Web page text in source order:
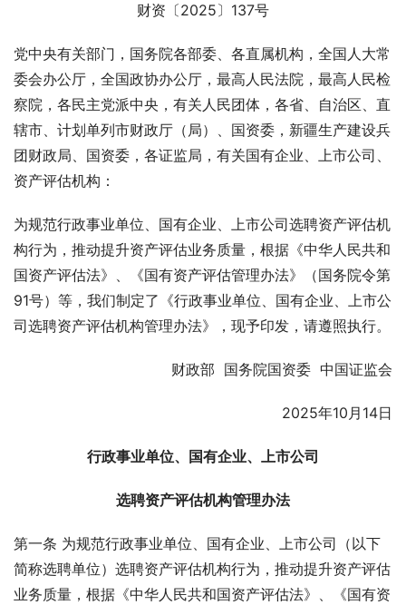
财资〔2025〕137号
党中央有关部门，国务院各部委、各直属机构，全国人大常
委会办公厅，全国政协办公厅，最高人民法院，最高人民检
察院，各民主党派中央，有关人民团体，各省、自治区、直
辖市、计划单列市财政厅（局）、国资委，新疆生产建设兵
团财政局、国资委，各证监局，有关国有企业、上市公司、
资产评估机构：
为规范行政事业单位、国有企业、上市公司选聘资产评估机
构行为，推动提升资产评估业务质量，根据《中华人民共和
国资产评估法》、《国有资产评估管理办法》（国务院令第
91号）等，我们制定了《行政事业单位、国有企业、上市公
司选聘资产评估机构管理办法》，现予印发，请遵照执行。
财政部  国务院国资委  中国证监会
2025年10月14日
行政事业单位、国有企业、上市公司
选聘资产评估机构管理办法
第一条 为规范行政事业单位、国有企业、上市公司（以下
简称选聘单位）选聘资产评估机构行为，推动提升资产评估
业务质量，根据《中华人民共和国资产评估法》、《国有资